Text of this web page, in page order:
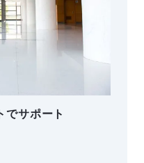
でサポート